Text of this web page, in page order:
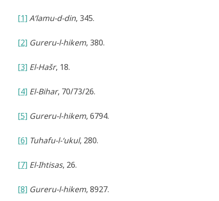
[1]A‘lamu-d-din, 345.
[2] Gureru-l-hikem, 380.
[3] El-Hašr, 18.
[4] El-Bihar, 70/73/26.
[5] Gureru-l-hikem, 6794.
[6] Tuhafu-l-‘ukul, 280.
[7] El-Ihtisas, 26.
[8] Gureru-l-hikem, 8927.